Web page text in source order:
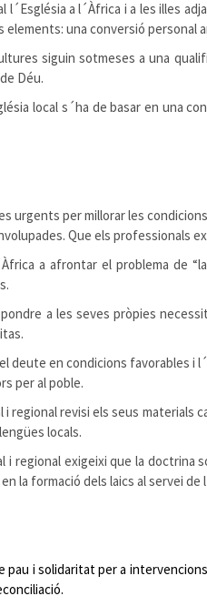
a l´Àfrica i a les illes
una conversió personal
siguin sotmeses a una
Déu.
local s´ha de basar en una
urgents per millorar les
Que els professionals
a afrontar el problema de
a les seves pròpies
deute en condicions favorables
per al poble.
i regional revisi els seus
locals.
i regional exigeixi que la
la formació dels laics al servei de
pau i solidaritat per a